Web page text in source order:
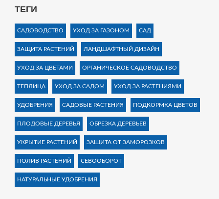
ТЕГИ
САДОВОДСТВО УХОД ЗА ГАЗОНОМ САД
ЗАЩИТА РАСТЕНИЙ ЛАНДШАФТНЫЙ ДИЗАЙН
УХОД ЗА ЦВЕТАМИ ОРГАНИЧЕСКОЕ САДОВОДСТВО
ТЕПЛИЦА УХОД ЗА САДОМ УХОД ЗА РАСТЕНИЯМИ
УДОБРЕНИЯ САДОВЫЕ РАСТЕНИЯ ПОДКОРМКА ЦВЕТОВ
ПЛОДОВЫЕ ДЕРЕВЬЯ ОБРЕЗКА ДЕРЕВЬЕВ
УКРЫТИЕ РАСТЕНИЙ ЗАЩИТА ОТ ЗАМОРОЗКОВ
ПОЛИВ РАСТЕНИЙ СЕВООБОРОТ
НАТУРАЛЬНЫЕ УДОБРЕНИЯ